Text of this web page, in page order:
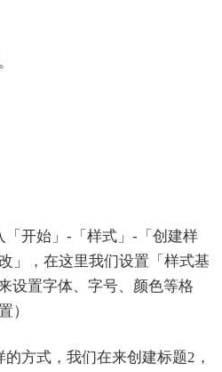
「开始」-「样式」-「创建样
」，在这里我们设置「样式基
设置字体、字号、颜色等格
）
方式，我们在来创建标题2，